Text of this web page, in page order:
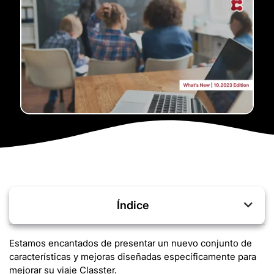
Índice
Estamos encantados de presentar un nuevo conjunto de
características y mejoras diseñadas específicamente para
mejorar su viaje Classter.